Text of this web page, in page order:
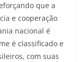
que a
e cooperação
nacional é
é classificado e
com suas